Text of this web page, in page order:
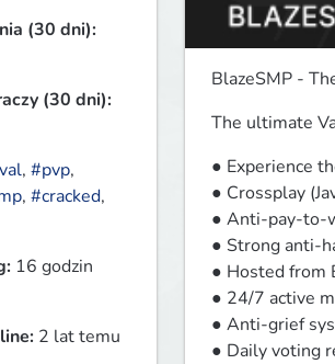
(30 dni):
(30 dni):
, #pvp,
, #cracked,
16 godzin
2 lat temu
BlazeSMP -
The ultimate
● Experience
● Crossplay
● Anti-pay-to-
● Strong anti-
● Hosted from
● 24/7 active
● Anti-grief
● Daily voting